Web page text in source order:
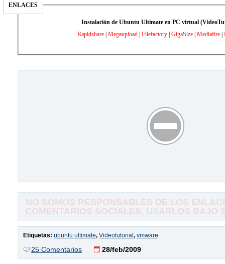
ENLACES
Instalación de Ubuntu Ultimate en PC virtual
Rapidshare| Megaupload| Filefactory| GigaSize| Mediafire|
NO SOMOS RESPONSABLES DE LOS
COMENTARIOS SOCIALES, USARLOS BAJO
Etiquetas: ubuntu ultimate, Videotutorial, vmware
25 Comentarios 28/feb/2009